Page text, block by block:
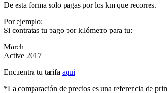
De esta forma solo pagas por los km que recorres.
Por ejemplo:
Si contratas tu pago por kilómetro para tu:
March
Active 2017
Encuentra tu tarifa aqui
*La comparación de precios es una referencia de